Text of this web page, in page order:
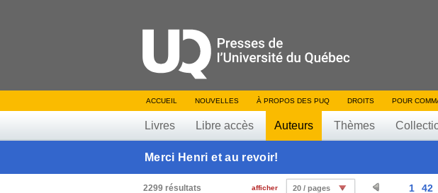
ACCUEIL NOUVELLES À PROPOS DES PUQ DROITS POUR
Livres Libre accès Auteurs Thèmes
Merci Henri et au revoir!
2299 résultats 1 42
afficher 20 / pages